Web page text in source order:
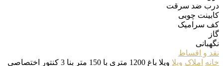
درب ضد سرقت
کابینت چوبی
کف سرامیک
گاز
نگهبانی
نقد و اقساط
خانه املاک ویلا ویلا باغ 1200 متری با 150 متر بنا 3 کنتور اختصاصی